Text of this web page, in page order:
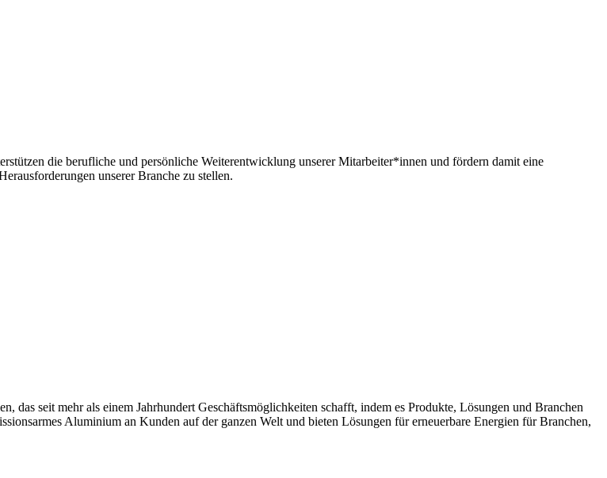
die berufliche und persönliche Weiterentwicklung unserer Mitarbeiter*innen und fördern damit eine
unserer Branche zu stellen.
das seit mehr als einem Jahrhundert Geschäftsmöglichkeiten schafft, indem es Produkte, Lösungen und Branchen
Aluminium an Kunden auf der ganzen Welt und bieten Lösungen für erneuerbare Energien für Branchen,